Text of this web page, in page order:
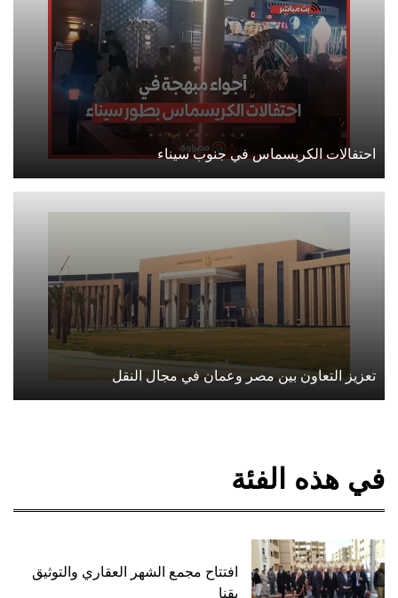
احتفالات الكريسماس في جنوب سيناء
تعزيز التعاون بين مصر وعمان في مجال النقل
في هذه الفئة
افتتاح مجمع الشهر العقاري والتوثيق
بقنا